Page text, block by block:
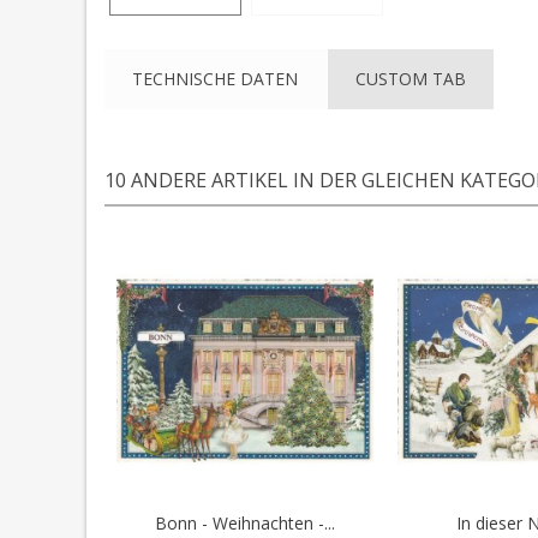
TECHNISCHE DATEN CUSTOM TAB
10 ANDERE ARTIKEL IN DER GLEICHEN
In den Warenkorb
Bonn - Weihnachten -... In den
In dieser